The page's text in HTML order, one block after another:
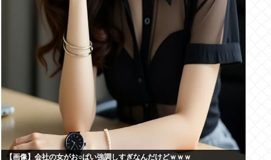
【画像】会社の女がお○ぱい強調しすぎなんだけどｗｗｗ